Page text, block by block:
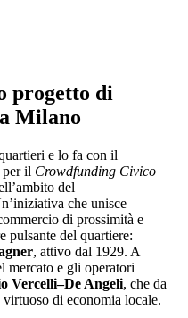
progetto di
Milano
e lo fa con il
per il Crowdfunding Civico
del
che unisce
di prossimità e
pulsante del quartiere:
, attivo dal 1929. A
mercato e gli operatori
Vercelli–De Angeli, che da
di economia locale.